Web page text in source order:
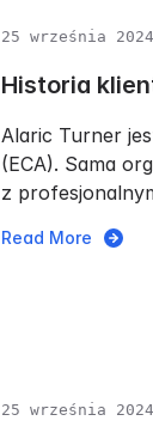
25 września
Historia
Alaric Turner
(ECA). Sama
z
Read More
25 września